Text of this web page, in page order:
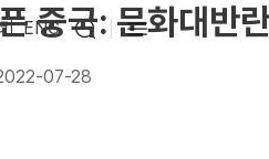
ENG
중국: 문화대
07-28